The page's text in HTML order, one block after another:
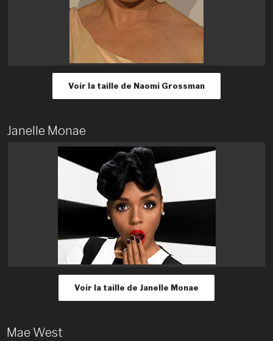
Voir la taille de Naomi Grossman
Janelle Monae
Voir la taille de Janelle Monae
Mae West